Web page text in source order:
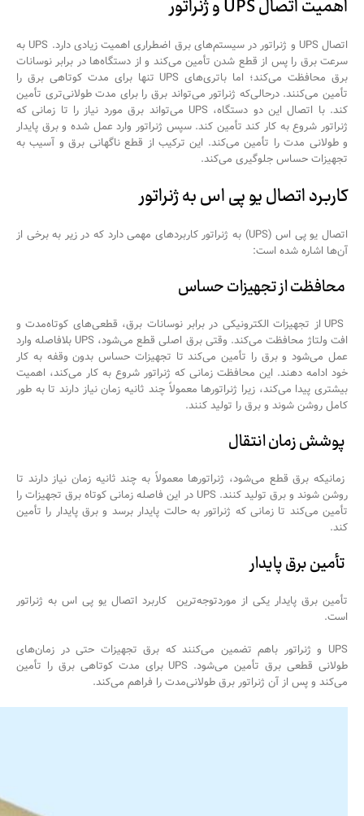
اهمیت اتصال UPS و ژنراتور
اتصال UPS و ژنراتور در سیستم‌های برق اضطراری اهمیت زیادی دارد. UPS به
سرعت برق را پس از قطع شدن تأمین می‌کند و از دستگاه‌ها در برابر نوسانات
برق محافظت می‌کند؛ اما باتری‌های UPS تنها برای مدت کوتاهی برق را
تأمین می‌کنند. درحالی‌که ژنراتور می‌تواند برق را برای مدت طولانی‌تری تأمین
کند. با اتصال این دو دستگاه، UPS می‌تواند برق مورد نیاز را تا زمانی که
ژنراتور شروع به کار کند تأمین کند. سپس ژنراتور وارد عمل شده و برق پایدار
و طولانی مدت را تأمین می‌کند. این ترکیب از قطع ناگهانی برق و آسیب به
تجهیزات حساس جلوگیری می‌کند.
کاربرد اتصال یو پی اس به ژنراتور
اتصال یو پی اس (UPS) به ژنراتور کاربردهای مهمی دارد که در زیر به برخی از
آن‌ها اشاره شده است:
محافظت از تجهیزات حساس
UPS از تجهیزات الکترونیکی در برابر نوسانات برق، قطعی‌های کوتاه‌مدت و
افت ولتاژ محافظت می‌کند. وقتی برق اصلی قطع می‌شود، UPS بلافاصله وارد
عمل می‌شود و برق را تأمین می‌کند تا تجهیزات حساس بدون وقفه به کار
خود ادامه دهند. این محافظت زمانی که ژنراتور شروع به کار می‌کند، اهمیت
بیشتری پیدا می‌کند، زیرا ژنراتورها معمولاً چند ثانیه زمان نیاز دارند تا به طور
کامل روشن شوند و برق را تولید کنند.
پوشش زمان انتقال
زمانیکه برق قطع می‌شود، ژنراتورها معمولاً به چند ثانیه زمان نیاز دارند تا
روشن شوند و برق تولید کنند. UPS در این فاصله زمانی کوتاه برق تجهیزات را
تأمین می‌کند تا زمانی که ژنراتور به حالت پایدار برسد و برق پایدار را تأمین
کند.
تأمین برق پایدار
تأمین برق پایدار یکی از موردتوجه‌ترین کاربرد اتصال یو پی اس به ژنراتور
است.
UPS و ژنراتور باهم تضمین می‌کنند که برق تجهیزات حتی در زمان‌های
طولانی قطعی برق تأمین می‌شود. UPS برای مدت کوتاهی برق را تأمین
می‌کند و پس از آن ژنراتور برق طولانی‌مدت را فراهم می‌کند.